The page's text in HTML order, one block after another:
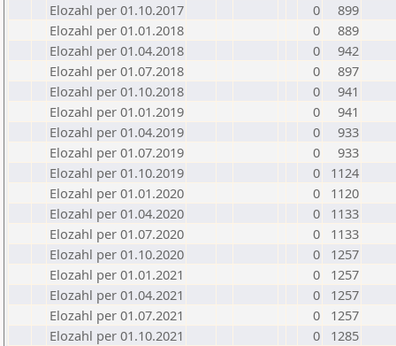
Elozahl per 01.10.2017
0
899
Elozahl per 01.01.2018
0
889
Elozahl per 01.04.2018
0
942
Elozahl per 01.07.2018
0
897
Elozahl per 01.10.2018
0
941
Elozahl per 01.01.2019
0
941
Elozahl per 01.04.2019
0
933
Elozahl per 01.07.2019
0
933
Elozahl per 01.10.2019
0
1124
Elozahl per 01.01.2020
0
1120
Elozahl per 01.04.2020
0
1133
Elozahl per 01.07.2020
0
1133
Elozahl per 01.10.2020
0
1257
Elozahl per 01.01.2021
0
1257
Elozahl per 01.04.2021
0
1257
Elozahl per 01.07.2021
0
1257
Elozahl per 01.10.2021
0
1285